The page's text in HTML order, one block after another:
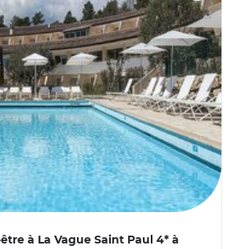
à La Vague Saint Paul 4* à